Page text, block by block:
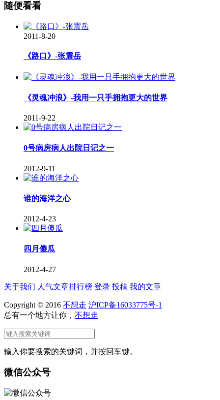
随便看看
2011-8-20
《路口》-张震岳
《灵魂冲浪》-我用一只手拥抱更大的世界
2011-9-22
0号病房病人出院日记之一
2012-9-11
谁的海洋之心
2012-4-23
四月傻瓜
2012-4-27
关于我们 人气文章排行榜 登录 投稿 我的文章
Copyright © 2016 不想走 沪ICP备16033775号-1
总有一个地方让你， 不想走
输入你要搜索的关键词，并按回车键。
微信公众号